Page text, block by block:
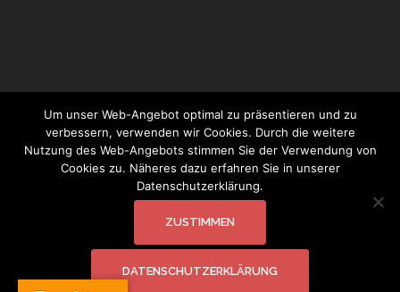
© 2026 Sebastian Wamsiedler|
Glockensachverständiger
Um unser Web-Angebot optimal zu präsentieren und zu
verbessern, verwenden wir Cookies. Durch die weitere
Nutzung des Web-Angebots stimmen Sie der Verwendung von
Cookies zu. Näheres dazu erfahren Sie in unserer
Datenschutzerklärung.
ZUSTIMMEN
DATENSCHUTZERKLÄRUNG